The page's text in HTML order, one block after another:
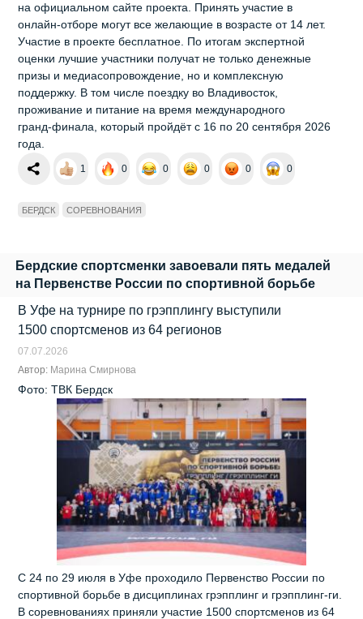
на официальном сайте проекта. Принять участие в
онлайн‑отборе могут все желающие в возрасте от 14 лет.
Участие в проекте бесплатное. По итогам экспертной
оценки лучшие участники получат не только денежные
призы и медиасопровождение, но и комплексную
поддержку. В том числе поездку во Владивосток,
проживание и питание на время международного
гранд‑финала, который пройдёт с 16 по 20 сентября 2026
года.
1 0 0 0 0 0
БЕРДСК СОРЕВНОВАНИЯ
Бердские спортсменки завоевали пять медалей
на Первенстве России по спортивной борьбе
В Уфе на турнире по грэпплингу выступили
1500 спортсменов из 64 регионов
07.07.2026
Автор: Марина Смирнова
Фото: ТВК Бердск
С 24 по 29 июля в Уфе проходило Первенство России по
спортивной борьбе в дисциплинах грэпплинг и грэпплинг‑ги.
В соревнованиях приняли участие 1500 спортсменов из 64